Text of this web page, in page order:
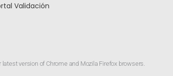
Validación
version of Chrome and Mozila Firefox browsers.